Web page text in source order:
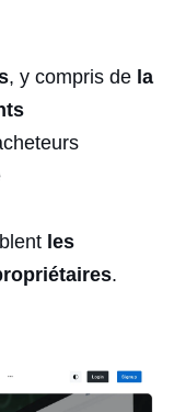
, y compris de la
les
.